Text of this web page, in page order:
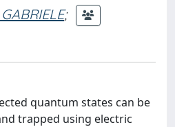
;
quantum states can be
trapped using electric